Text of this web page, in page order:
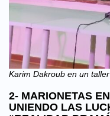
Karim Dakroub en un
2- MARIONETAS
UNIENDO LAS